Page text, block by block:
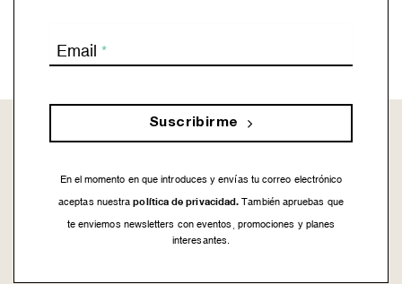
Email *
Suscribirme
En el momento en que introduces y envías tu correo electrónico
aceptas nuestra política de privacidad. También apruebas que
te enviemos newsletters con eventos, promociones y planes
interesantes.